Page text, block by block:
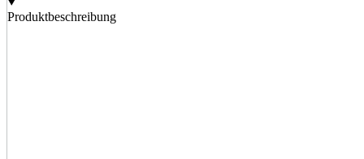
Produktbeschreibung